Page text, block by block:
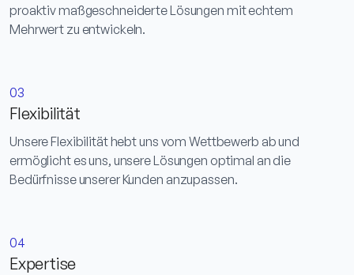
proaktiv maßgeschneiderte Lösungen mit echtem
Mehrwert zu entwickeln.
03
Flexibilität
Unsere Flexibilität hebt uns vom Wettbewerb ab und
ermöglicht es uns, unsere Lösungen optimal an die
Bedürfnisse unserer Kunden anzupassen.
04
Expertise